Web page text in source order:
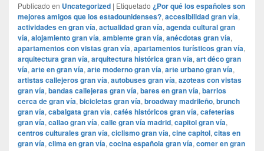
Publicado en Uncategorized | Etiquetado ¿Por qué los españoles son
mejores amigos que los estadounidenses?, accesibilidad gran vía,
actividades en gran vía, actualidad gran vía, agenda cultural gran
vía, alojamiento gran vía, ambiente gran vía, anécdotas gran vía,
apartamentos con vistas gran vía, apartamentos turísticos gran vía,
arquitectura gran vía, arquitectura histórica gran vía, art déco gran
vía, arte en gran vía, arte moderno gran vía, arte urbano gran vía,
artistas callejeros gran vía, autobuses gran vía, azoteas con vistas
gran vía, bandas callejeras gran vía, bares en gran vía, barrios
cerca de gran vía, bicicletas gran vía, broadway madrileño, brunch
gran vía, cabalgata gran vía, cafés históricos gran vía, cafeterías
gran vía, callao gran vía, calle gran vía madrid, capitol gran vía,
centros culturales gran vía, ciclismo gran vía, cine capitol, citas en
gran vía, clima en gran vía, cocina española gran vía, comer en gran